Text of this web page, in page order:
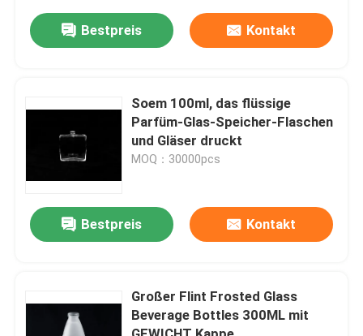
Bestpreis Kontakt
Soem 100ml, das flüssige
Parfüm-Glas-Speicher-Flaschen
und Gläser druckt
MOQ：30000pcs
Bestpreis Kontakt
Großer Flint Frosted Glass
Beverage Bottles 300ML mit